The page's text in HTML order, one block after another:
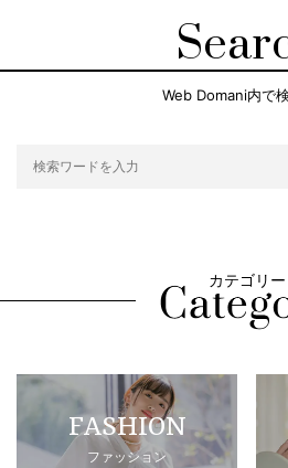
Web Domani内で
カテゴリー
FASHION
ファッション